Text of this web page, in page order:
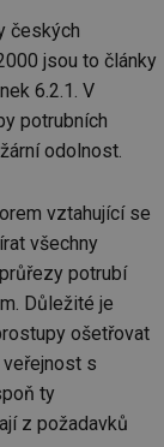
českých
jsou to články
6.2.1. V
potrubních
odolnost.
vztahující se
všechny
potrubí
Důležité je
ošetřovat
s
ty
z požadavků